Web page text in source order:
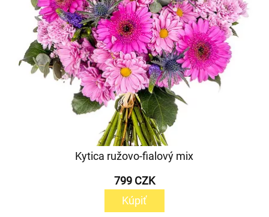
Kytica ružovo-fialový mix
799 CZK
Kúpiť